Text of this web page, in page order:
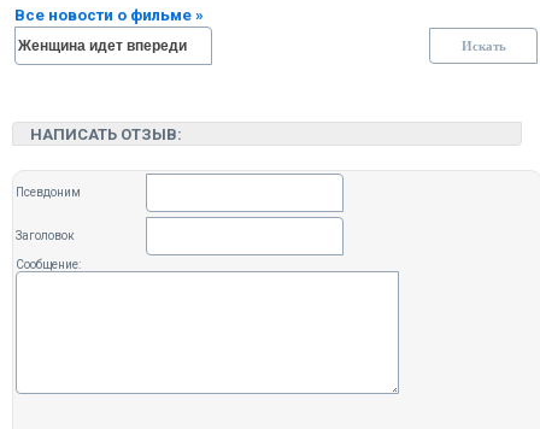
Все новости о фильме »
НАПИСАТЬ ОТЗЫВ:
Псевдоним
Заголовок
Сообщение: